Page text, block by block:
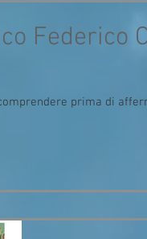
Federico
comprendere prima di